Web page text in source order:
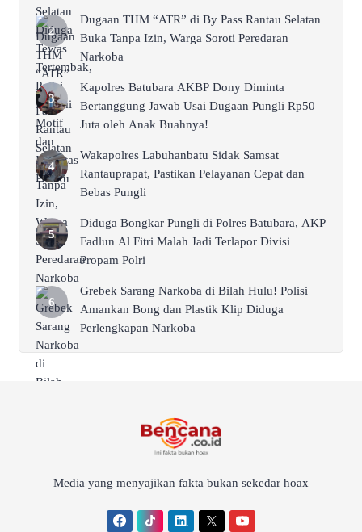
Dugaan THM “ATR” di By Pass Rantau Selatan
Buka Tanpa Izin, Warga Soroti Peredaran
Narkoba
Kapolres Batubara AKBP Dony Diminta
Bertanggung Jawab Usai Dugaan Pungli Rp50
Juta oleh Anak Buahnya!
Wakapolres Labuhanbatu Sidak Samsat
Rantauprapat, Pastikan Pelayanan Cepat dan
Bebas Pungli
Diduga Bongkar Pungli di Polres Batubara, AKP
Fadlun Al Fitri Malah Jadi Terlapor Divisi
Propam Polri
Grebek Sarang Narkoba di Bilah Hulu! Polisi
Amankan Bong dan Plastik Klip Diduga
Perlengkapan Narkoba
Media yang menyajikan fakta bukan sekedar hoax